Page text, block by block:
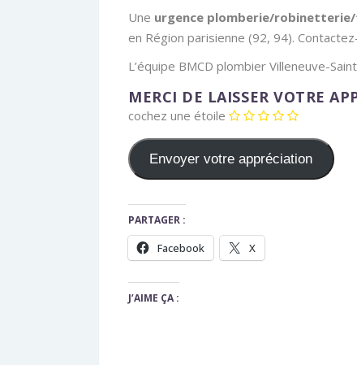
Une urgence plomberie/
en Région parisienne (92, 94).
L’équipe BMCD plombier Villeneuve-
MERCI DE LAISSER VOTRE
cochez une étoile
PARTAGER :
Facebook X
J’AIME ÇA :